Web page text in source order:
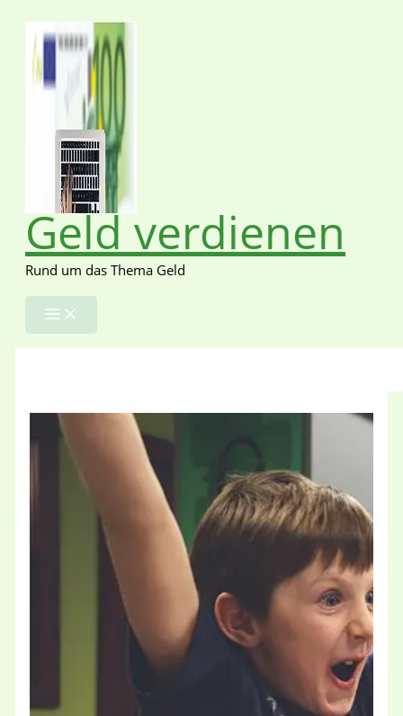
Zum
Inhalt
springen
Geld verdienen
Rund um das Thema Geld